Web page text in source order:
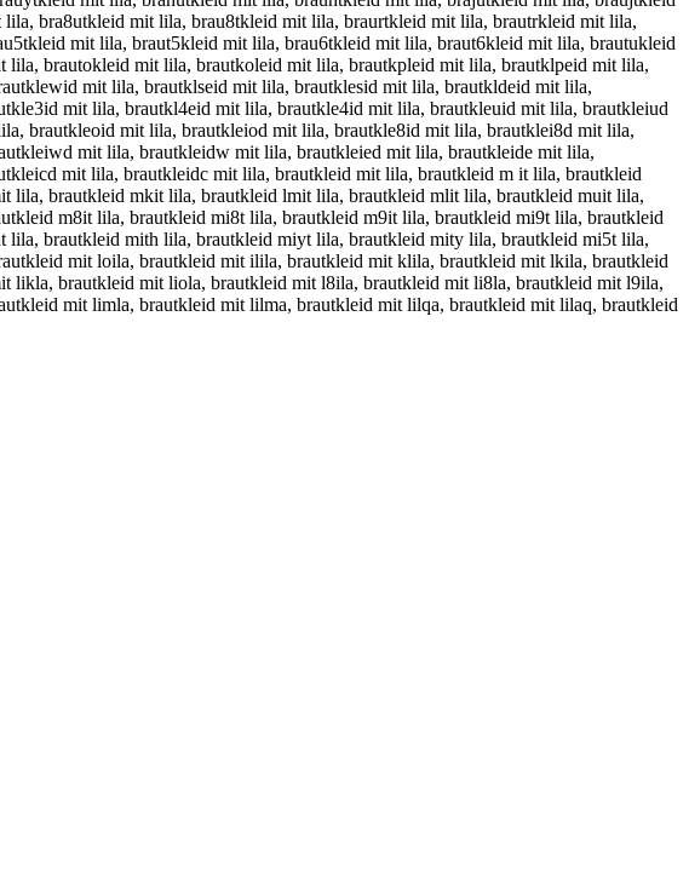
bra8utkleid mit lila, brau8tkleid mit lila, braurtkleid mit lila, brautrkleid mit lila,
mit lila, braut5kleid mit lila, brau6tkleid mit lila, braut6kleid mit lila, brautukleid
brautokleid mit lila, brautkoleid mit lila, brautkpleid mit lila, brautklpeid mit lila,
mit lila, brautklseid mit lila, brautklesid mit lila, brautkldeid mit lila,
mit lila, brautkl4eid mit lila, brautkle4id mit lila, brautkleuid mit lila, brautkleiud
brautkleoid mit lila, brautkleiod mit lila, brautkle8id mit lila, brautklei8d mit lila,
mit lila, brautkleidw mit lila, brautkleied mit lila, brautkleide mit lila,
mit lila, brautkleidc mit lila, brautkleid mit lila, brautkleid m it lila, brautkleid
brautkleid mkit lila, brautkleid lmit lila, brautkleid mlit lila, brautkleid muit lila,
m8it lila, brautkleid mi8t lila, brautkleid m9it lila, brautkleid mi9t lila, brautkleid
brautkleid mith lila, brautkleid miyt lila, brautkleid mity lila, brautkleid mi5t lila,
mit loila, brautkleid mit ilila, brautkleid mit klila, brautkleid mit lkila, brautkleid
brautkleid mit liola, brautkleid mit l8ila, brautkleid mit li8la, brautkleid mit l9ila,
mit limla, brautkleid mit lilma, brautkleid mit lilqa, brautkleid mit lilaq, brautkleid